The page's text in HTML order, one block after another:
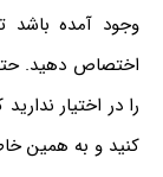
وجود آمده باشد
اختصاص دهید.
را در اختیار
کنید و به همین